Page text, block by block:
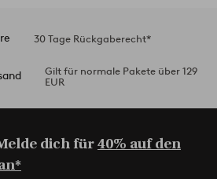
30 Tage Rückgaberecht*
Gilt für normale Pakete über 129
EUR
dich für40% auf den